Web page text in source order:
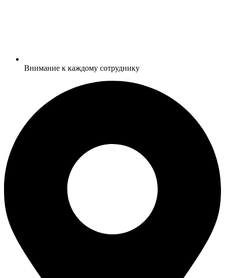
Внимание к каждому сотруднику